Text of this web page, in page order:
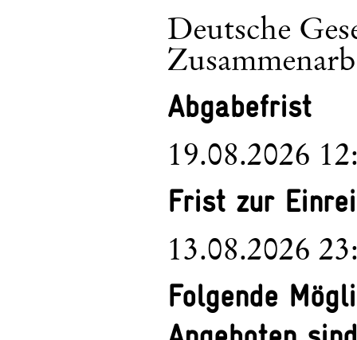
Deutsche
Abgabefrist
19.08.2026
Frist zur
13.08.2026
Folgende